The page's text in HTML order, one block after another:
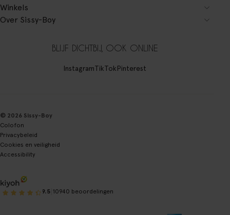
Winkels
Over Sissy-Boy
BLIJF DICHTBIJ, OOK ONLINE
InstagramTikTokPinterest
© 2026 Sissy-Boy
Colofon
Privacybeleid
Cookies en veiligheid
Accessibility
9.5 10940 beoordelingen